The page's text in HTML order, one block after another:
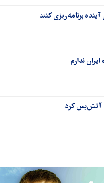
برنامه‌ریزی کنند
ندارم
آتش‌بس کرد